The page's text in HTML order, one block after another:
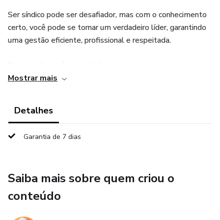
Ser síndico pode ser desafiador, mas com o conhecimento
certo, você pode se tornar um verdadeiro líder, garantindo
uma gestão eficiente, profissional e respeitada.
Métodos eficazes para elaborar previsões orçamentárias
claras e organizadas.
construindo harmonia no condomínio.
Técnicas de comunicação que reforçam sua autoridade e
profissionalismo.
Mostrar mais
Detalhes
Garantia de 7 dias
Saiba mais sobre quem criou o
conteúdo